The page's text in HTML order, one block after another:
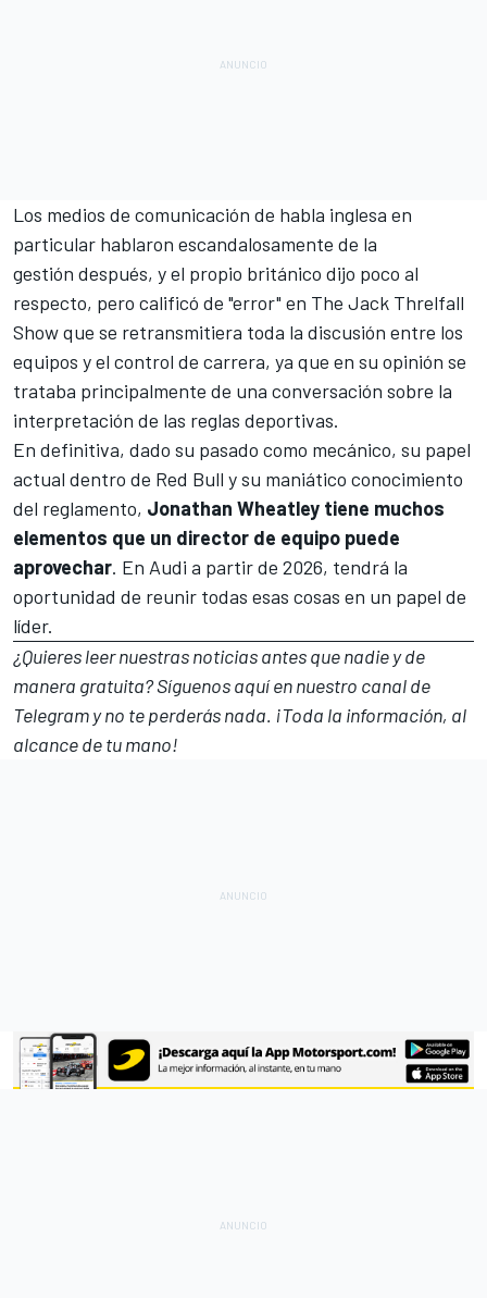
Los medios de comunicación de habla inglesa en
particular hablaron escandalosamente de la
gestión después, y el propio británico dijo poco al
respecto, pero calificó de "error" en The Jack Threlfall
Showque se retransmitiera toda la discusión entre los
equipos y el control de carrera, ya que en su opinión se
trataba principalmente de una conversación sobre la
interpretación de las reglas deportivas.
En definitiva, dado su pasado como mecánico, su papel
actual dentro de Red Bull y su maniático conocimiento
del reglamento, Jonathan Wheatley tiene muchos
elementos que un director de equipo puede
aprovechar. En Audi a partir de 2026, tendrá la
oportunidad de reunir todas esas cosas en un papel de
líder.
¿Quieres leer nuestras noticias antes que nadie y de
manera gratuita? Síguenosaquí en nuestro canal de
Telegramy no te perderás nada. ¡Toda la información, al
alcance de tu mano!